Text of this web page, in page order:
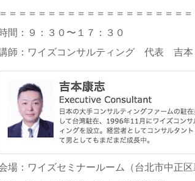
＝＝＝＝＝＝＝＝＝＝＝＝＝＝＝＝＝＝＝
間：９：３０〜１７：３０
師：ワイズコンサルティング 代表 吉本
場：ワイズセミナールーム（台北市中正区